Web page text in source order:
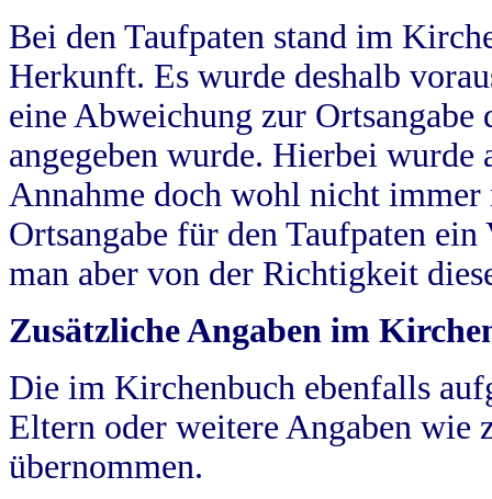
Bei den Taufpaten stand im
Herkunft. Es wurde deshalb
eine Abweichung zur
angegeben wurde. Hierbei wurde
Annahme doch wohl nicht
Ortsangabe für den Taufpaten
man aber von der Richtigkeit
Zusätzliche Angaben im
Die im Kirchenbuch ebenfalls
Eltern oder weitere Angaben wie
übernommen.